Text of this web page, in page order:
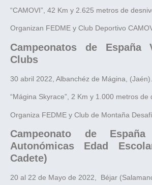
“CAMOVI”, 42 Km y 2.625 metros de
Organizan FEDME y Club Deportivo
Campeonatos de España
Clubs
30 abril 2022, Albanchéz de Mágina, (Jaén).
“Mágina Skyrace”, 2 Km y 1.000 metros de
Organiza FEDME y Club de Montaña
Campeonato de España
Autonómicas Edad
Cadete)
20 al 22 de Mayo de 2022, Béjar